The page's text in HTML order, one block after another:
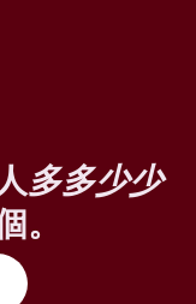
多多少少
。